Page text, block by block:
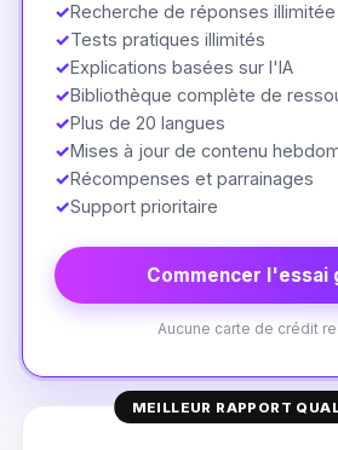
✓Recherche de réponses illimitée
✓Tests pratiques illimités
✓Explications basées sur l'IA
✓Bibliothèque complète de
✓Plus de 20 langues
✓Mises à jour de contenu
✓Récompenses et parrainages
✓Support prioritaire
Commencer l'essai
Aucune carte de crédit
MEILLEUR RAPPORT